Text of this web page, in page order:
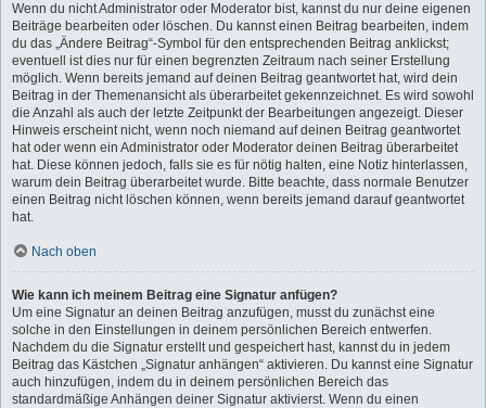
Wenn du nicht Administrator oder Moderator bist, kannst du nur deine eigenen
Beiträge bearbeiten oder löschen. Du kannst einen Beitrag bearbeiten, indem
du das „Ändere Beitrag“-Symbol für den entsprechenden Beitrag anklickst;
eventuell ist dies nur für einen begrenzten Zeitraum nach seiner Erstellung
möglich. Wenn bereits jemand auf deinen Beitrag geantwortet hat, wird dein
Beitrag in der Themenansicht als überarbeitet gekennzeichnet. Es wird sowohl
die Anzahl als auch der letzte Zeitpunkt der Bearbeitungen angezeigt. Dieser
Hinweis erscheint nicht, wenn noch niemand auf deinen Beitrag geantwortet
hat oder wenn ein Administrator oder Moderator deinen Beitrag überarbeitet
hat. Diese können jedoch, falls sie es für nötig halten, eine Notiz hinterlassen,
warum dein Beitrag überarbeitet wurde. Bitte beachte, dass normale Benutzer
einen Beitrag nicht löschen können, wenn bereits jemand darauf geantwortet
hat.
Nach oben
Wie kann ich meinem Beitrag eine Signatur anfügen?
Um eine Signatur an deinen Beitrag anzufügen, musst du zunächst eine
solche in den Einstellungen in deinem persönlichen Bereich entwerfen.
Nachdem du die Signatur erstellt und gespeichert hast, kannst du in jedem
Beitrag das Kästchen „Signatur anhängen“ aktivieren. Du kannst eine Signatur
auch hinzufügen, indem du in deinem persönlichen Bereich das
standardmäßige Anhängen deiner Signatur aktivierst. Wenn du einen